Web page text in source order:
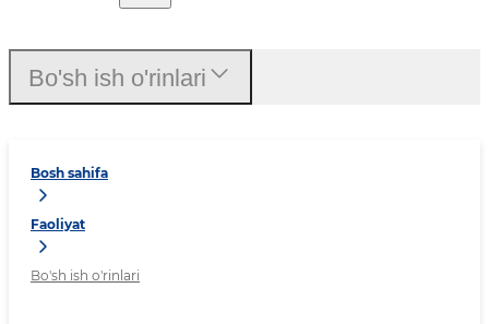
Bosh sahifa
Faoliyat
Bo'sh ish o'rinlari
Bo'sh ish o'rinlari